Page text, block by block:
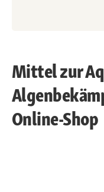
Mittel zur
Online-Shop